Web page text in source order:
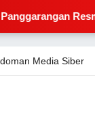
Media Siber
Resmi Dibuka